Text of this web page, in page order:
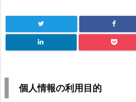
個人情報の利用目的